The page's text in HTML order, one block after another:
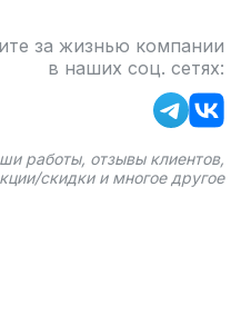
за жизнью компании
в наших соц. сетях:
работы, отзывы клиентов,
скидки и многое другое